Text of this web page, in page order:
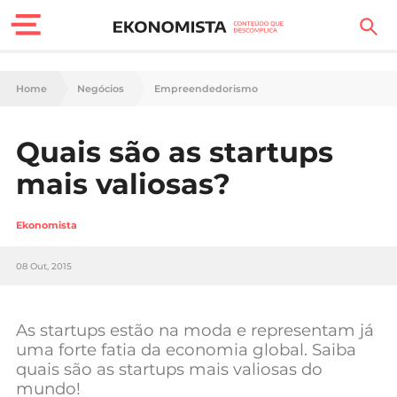
Finanças Pessoais
Carreira
Tecnologia
Negócios
Home Negócios Empreendedorismo
Quais são as startups
mais valiosas?
Ekonomista
08 Out, 2015
As startups estão na moda e representam já
uma forte fatia da economia global. Saiba
quais são as startups mais valiosas do
mundo!